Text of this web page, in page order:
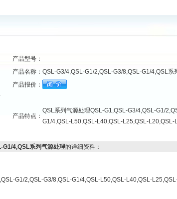
产品型号：
产品名称： QSL-G3/4,QSL-G1/2,QSL-G3/8,QSL-G1/4,QSL系
产品报价：
产品特点：
QSL系列气源处理QSL-G1,QSL-G3/4,QSL-G1/
G1/4,QSL-L50,QSL-L40,QSL-L25,QSL-L20,QSL-
G1/4,QSL系列气源处理的详细资料：
G1/2,QSL-G3/8,QSL-G1/4,QSL-L50,QSL-L40,QSL-